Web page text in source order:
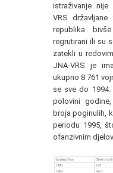
istraživanje
VRS
republika
regrutirani ili su
zatekli u
JNA-VRS je
ukupno 8 761
se sve do
polovini
broja poginulih,
periodu 1995,
ofanzivnim